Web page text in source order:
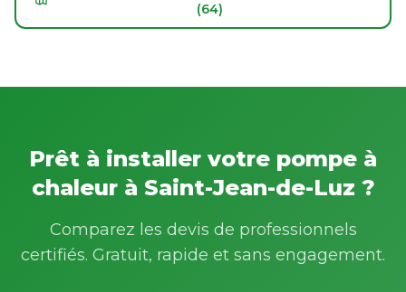
(64)
Prêt à installer votre pompe à
chaleur à Saint-Jean-de-Luz ?
Comparez les devis de professionnels
certifiés. Gratuit, rapide et sans engagement.